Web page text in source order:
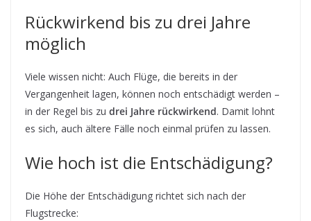
Rückwirkend bis zu drei Jahre
möglich
Viele wissen nicht: Auch Flüge, die bereits in der
Vergangenheit lagen, können noch entschädigt werden –
in der Regel bis zu drei Jahre rückwirkend. Damit lohnt
es sich, auch ältere Fälle noch einmal prüfen zu lassen.
Wie hoch ist die Entschädigung?
Die Höhe der Entschädigung richtet sich nach der
Flugstrecke: